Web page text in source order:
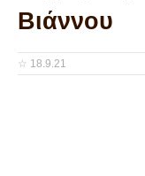
Βιάννου
☆ 18.9.21